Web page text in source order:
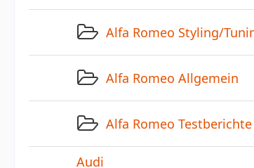
Alfa Romeo Styling/
Alfa Romeo Allgemein
Alfa Romeo Testberichte
Audi